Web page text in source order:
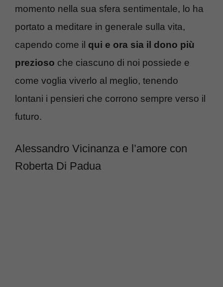
momento nella sua sfera sentimentale, lo ha
portato a meditare in generale sulla vita,
capendo come il qui e ora sia il dono più
prezioso che ciascuno di noi possiede e
come voglia viverlo al meglio, tenendo
lontani i pensieri che corrono sempre verso il
futuro.
Alessandro Vicinanza e l’amore con
Roberta Di Padua